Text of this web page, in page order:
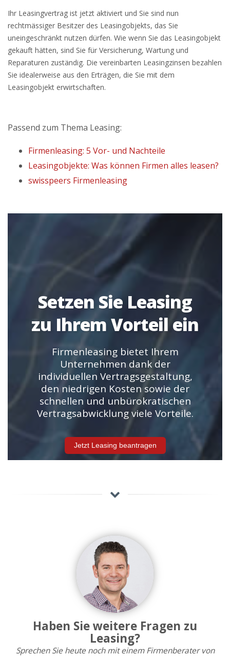
Ihr Leasingvertrag ist jetzt aktiviert und Sie sind nun
rechtmässiger Besitzer des Leasingobjekts, das Sie
uneingeschränkt nutzen dürfen. Wie wenn Sie das Leasingobjekt
gekauft hätten, sind Sie für Versicherung, Wartung und
Reparaturen zuständig. Die vereinbarten Leasingzinsen bezahlen
Sie idealerweise aus den Erträgen, die Sie mit dem
Leasingobjekt erwirtschaften.
Passend zum Thema Leasing:
Firmenleasing: 5 Vor- und Nachteile
Leasingobjekte: Was können Firmen alles leasen?
swisspeers Firmenleasing
Setzen Sie Leasing
zu Ihrem Vorteil ein
Firmenleasing bietet Ihrem
Unternehmen dank der
individuellen Vertragsgestaltung,
den niedrigen Kosten sowie der
schnellen und unbürokratischen
Vertragsabwicklung viele Vorteile.
Jetzt Leasing beantragen
Haben Sie weitere Fragen zu
Leasing?
Sprechen Sie heute noch mit einem Firmenberater von